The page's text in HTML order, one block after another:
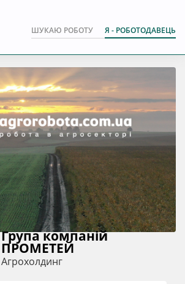
ШУКАЮ РОБОТУ Я - РОБОТОДАВЕЦЬ
Група компаній
ПРОМЕТЕЙ
Агрохолдинг